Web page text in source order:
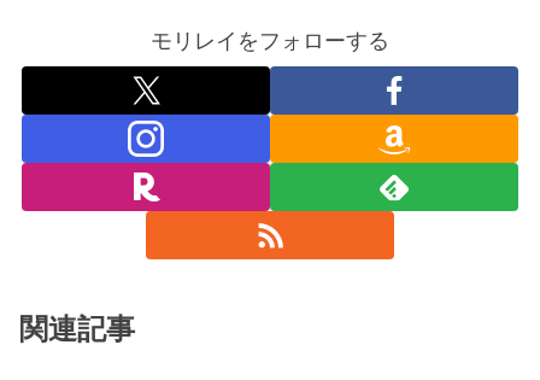
モリレイをフォローする
関連記事